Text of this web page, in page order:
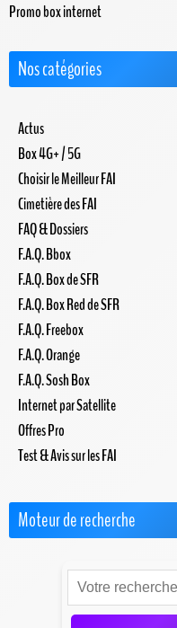
Promo box internet
Nos catégories
Actus
Box 4G+ / 5G
Choisir le Meilleur FAI
Cimetière des FAI
FAQ & Dossiers
F.A.Q. Bbox
F.A.Q. Box de SFR
F.A.Q. Box Red de SFR
F.A.Q. Freebox
F.A.Q. Orange
F.A.Q. Sosh Box
Internet par Satellite
Offres Pro
Test & Avis sur les FAI
Moteur de recherche